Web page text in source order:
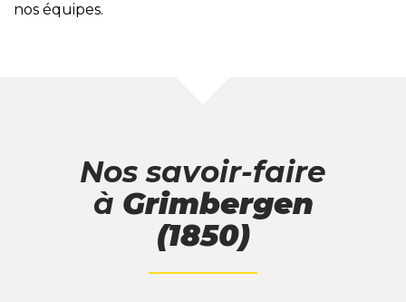
nos équipes.
Nos savoir-faire
à Grimbergen
(1850)